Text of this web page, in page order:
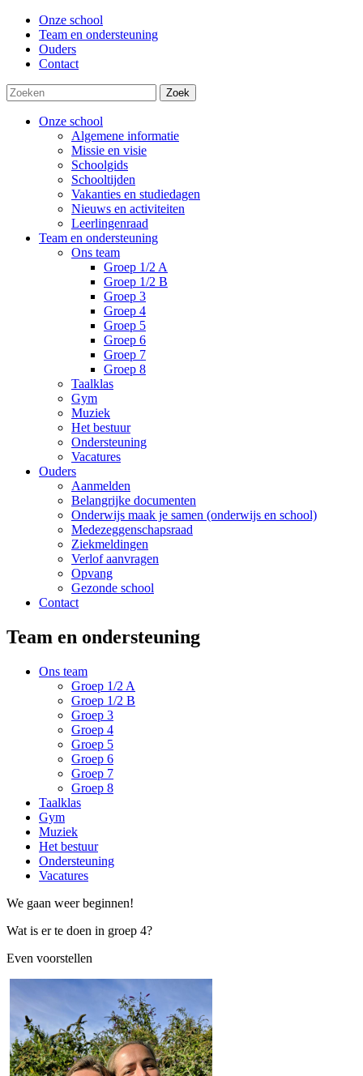
Onze school
Team en ondersteuning
Ouders
Contact
Zoek
Onze school
Algemene informatie
Missie en visie
Schoolgids
Schooltijden
Vakanties en studiedagen
Nieuws en activiteiten
Leerlingenraad
Team en ondersteuning
Ons team
Groep 1/2 A
Groep 1/2 B
Groep 3
Groep 4
Groep 5
Groep 6
Groep 7
Groep 8
Taalklas
Gym
Muziek
Het bestuur
Ondersteuning
Vacatures
Ouders
Aanmelden
Belangrijke documenten
Onderwijs maak je samen (onderwijs en school)
Medezeggenschapsraad
Ziekmeldingen
Verlof aanvragen
Opvang
Gezonde school
Contact
Team en ondersteuning
Ons team
Groep 1/2 A
Groep 1/2 B
Groep 3
Groep 4
Groep 5
Groep 6
Groep 7
Groep 8
Taalklas
Gym
Muziek
Het bestuur
Ondersteuning
Vacatures
We gaan weer beginnen!
Wat is er te doen in groep 4?
Even voorstellen